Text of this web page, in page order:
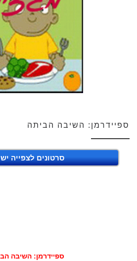
ספיידרמן: השיבה הביתה
סרטונים לצפייה
ספיידרמן: השיבה